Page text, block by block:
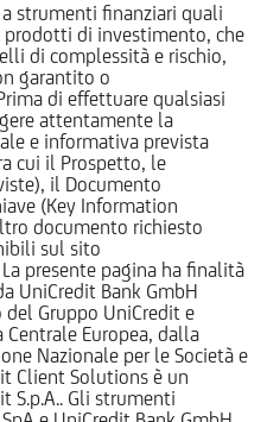
strumenti finanziari quali
di investimento, che
di complessità e rischio,
garantito o
di effettuare qualsiasi
attentamente la
e informativa prevista
cui il Prospetto, le
il Documento
(Key Information
documento richiesto
sul sito
presente pagina ha finalità
UniCredit Bank GmbH
Gruppo UniCredit e
Europea, dalla
Nazionale per le Società e
Client Solutions è un
S.p.A.. Gli strumenti